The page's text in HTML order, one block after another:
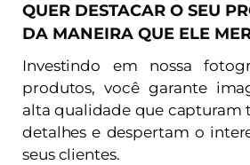
QUER DESTACAR O SEU
DA MANEIRA QUE ELE
Investindo em nossa
produtos, você garante
alta qualidade que capturam
detalhes e despertam o
seus clientes.